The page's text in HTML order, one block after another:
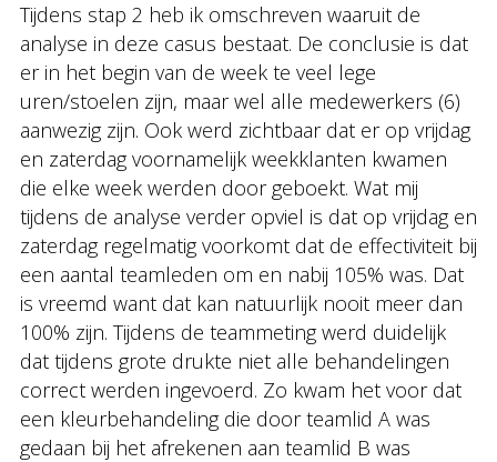
Tijdens stap 2 heb ik omschreven waaruit de
analyse in deze casus bestaat. De conclusie is dat
er in het begin van de week te veel lege
uren/stoelen zijn, maar wel alle medewerkers (6)
aanwezig zijn. Ook werd zichtbaar dat er op vrijdag
en zaterdag voornamelijk weekklanten kwamen
die elke week werden door geboekt. Wat mij
tijdens de analyse verder opviel is dat op vrijdag en
zaterdag regelmatig voorkomt dat de effectiviteit bij
een aantal teamleden om en nabij 105% was. Dat
is vreemd want dat kan natuurlijk nooit meer dan
100% zijn. Tijdens de teammeting werd duidelijk
dat tijdens grote drukte niet alle behandelingen
correct werden ingevoerd. Zo kwam het voor dat
een kleurbehandeling die door teamlid A was
gedaan bij het afrekenen aan teamlid B was